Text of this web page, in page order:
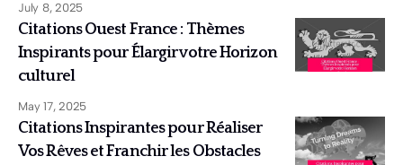
July 8, 2025
Citations Ouest France : Thèmes
Inspirants pour Élargir votre Horizon
culturel
May 17, 2025
Citations Inspirantes pour Réaliser
Vos Rêves et Franchir les Obstacles